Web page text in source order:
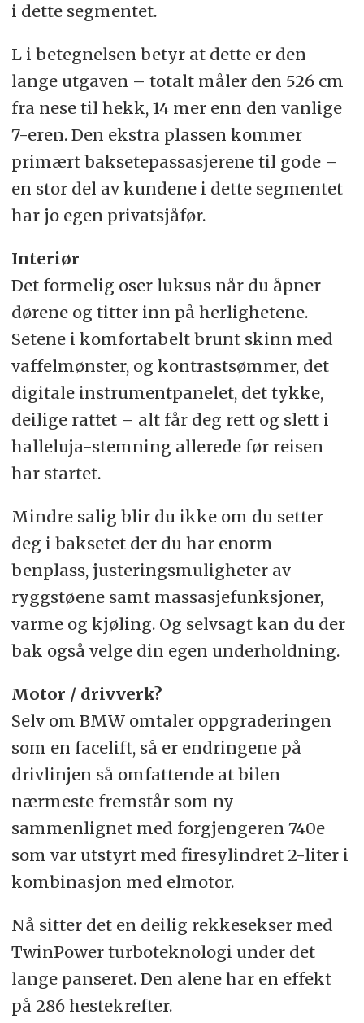
i dette segmentet.
L i betegnelsen betyr at dette er den
lange utgaven – totalt måler den 526 cm
fra nese til hekk, 14 mer enn den vanlige
7-eren. Den ekstra plassen kommer
primært baksetepassasjerene til gode –
en stor del av kundene i dette segmentet
har jo egen privatsjåfør.
Interiør
Det formelig oser luksus når du åpner
dørene og titter inn på herlighetene.
Setene i komfortabelt brunt skinn med
vaffelmønster, og kontrastsømmer, det
digitale instrumentpanelet, det tykke,
deilige rattet – alt får deg rett og slett i
halleluja-stemning allerede før reisen
har startet.
Mindre salig blir du ikke om du setter
deg i baksetet der du har enorm
benplass, justeringsmuligheter av
ryggstøene samt massasjefunksjoner,
varme og kjøling. Og selvsagt kan du der
bak også velge din egen underholdning.
Motor / drivverk?
Selv om BMW omtaler oppgraderingen
som en facelift, så er endringene på
drivlinjen så omfattende at bilen
nærmeste fremstår som ny
sammenlignet med forgjengeren 740e
som var utstyrt med firesylindret 2-liter i
kombinasjon med elmotor.
Nå sitter det en deilig rekkesekser med
TwinPower turboteknologi under det
lange panseret. Den alene har en effekt
på 286 hestekrefter.